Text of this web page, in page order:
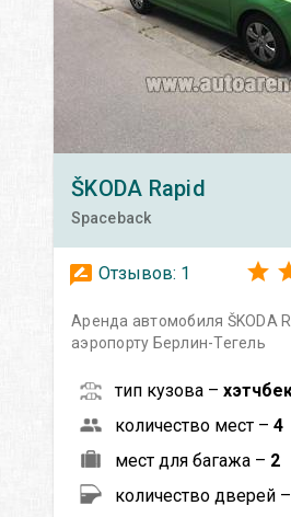
ŠKODA Rapid
Spaceback
Отзывов: 1
Аренда автомобиля ŠKODA
аэропорту Берлин-Тегель
тип кузова –
количество мест – 4
мест для багажа – 2
количество дверей –